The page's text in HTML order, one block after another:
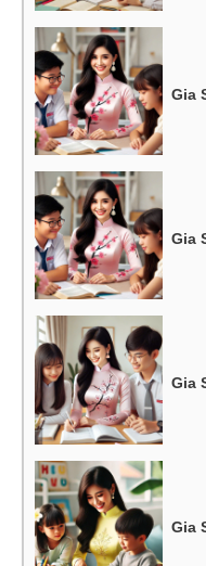
Gia
Gia
Gia
Gia